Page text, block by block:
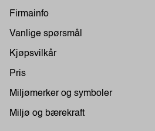
Firmainfo
Vanlige spørsmål
Kjøpsvilkår
Pris
Miljømerker og symboler
Miljø og bærekraft